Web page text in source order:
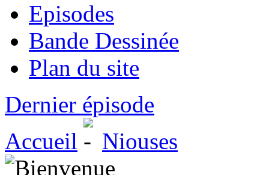
Episodes
Bande Dessinée
Plan du site
Dernier épisode
Accueil
Niouses